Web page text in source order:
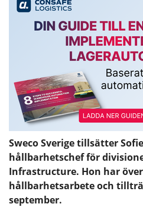
Sweco Sverige tillsätter
hållbarhetschef för
Infrastructure. Hon har
hållbarhetsarbete och
september.